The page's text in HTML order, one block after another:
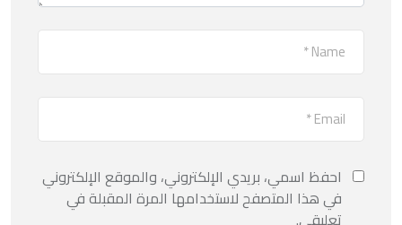
احفظ اسمي، بريدي الإلكتروني، والموقع الإلكتروني
في هذا المتصفح لاستخدامها المرة المقبلة في
تعليقي.